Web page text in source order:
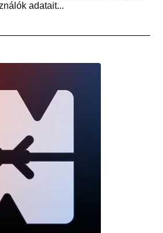
adatait...